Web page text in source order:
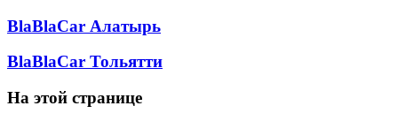
BlaBlaCar Алатырь
BlaBlaCar Тольятти
На этой странице